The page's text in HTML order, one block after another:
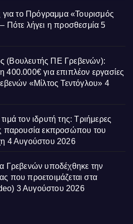
για το Πρόγραμμα «Τουρισμός
Πότε λήγει η προσθεσμία 5
(Βουλευτής ΠΕ Γρεβενών):
400.000€ για επιπλέον εργασίες
«Μίλτος Τεντόγλου» 4
τον ιδρυτή της: Τριήμερες
παρουσία εκπροσώπου του
4 Αυγούστου 2026
Γρεβενών υποδέχθηκε την
που προετοιμάζεται στα
3 Αυγούστου 2026